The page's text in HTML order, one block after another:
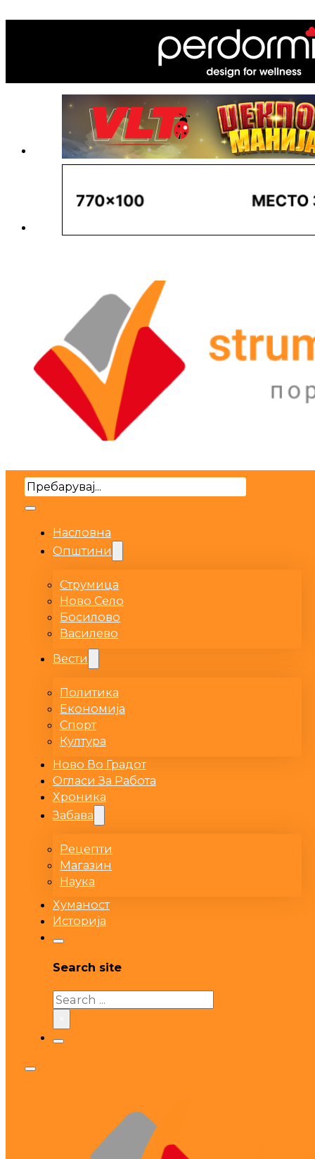
Search
Насловна
Општини
Струмица
Ново Село
Босилово
Василево
Вести
Политика
Економија
Спорт
Култура
Ново Во Градот
Огласи За Работа
Хроника
Забава
Рецепти
Магазин
Наука
Хуманост
Историја
Search site
Search